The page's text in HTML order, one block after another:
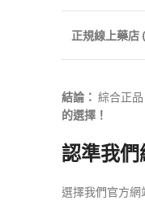
正規線上藥店
結論： 綜合正
的選擇！
認準我
選擇我們官方網